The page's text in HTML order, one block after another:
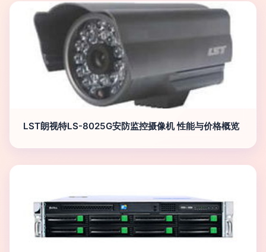
LST朗视特LS-8025G安防监控摄像机 性能与价格概览